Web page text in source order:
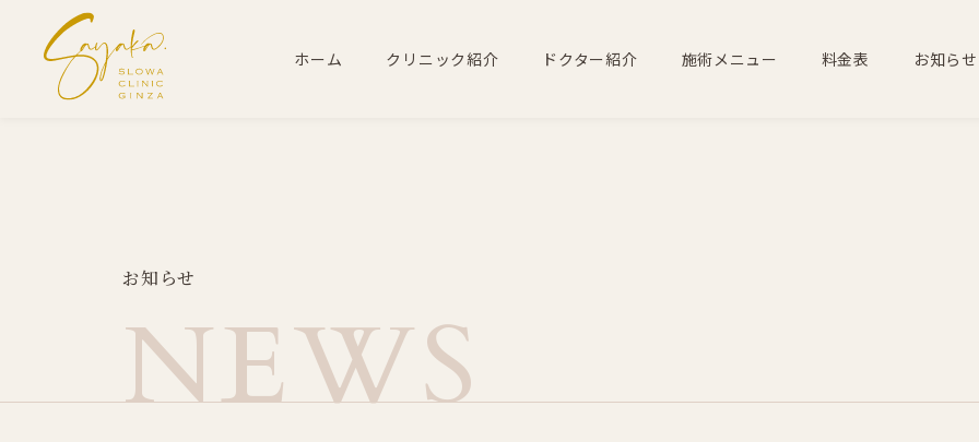
ホーム クリニック紹介 ドクター紹介 施術メニュー 料金表 お知らせ
お知 らせ
NEWS